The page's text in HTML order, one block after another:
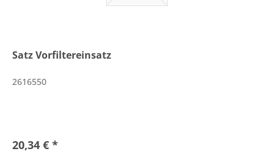
Satz Vorfiltereinsatz
2616550
20,34 € *